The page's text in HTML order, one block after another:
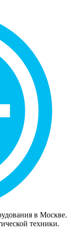
в Москве.
техники.